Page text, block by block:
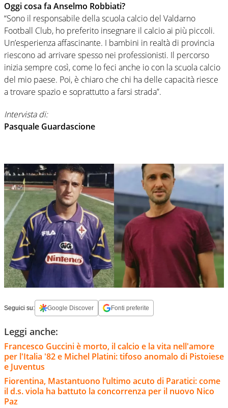
Oggi cosa fa Anselmo Robbiati?
“Sono il responsabile della scuola calcio del Valdarno
Football Club, ho preferito insegnare il calcio ai più piccoli.
Un’esperienza affascinante. I bambini in realtà di provincia
riescono ad arrivare spesso nei professionisti. Il percorso
inizia sempre così, come lo feci anche io con la scuola calcio
del mio paese. Poi, è chiaro che chi ha delle capacità riesce
a trovare spazio e soprattutto a farsi strada”.
Intervista di:
Pasquale Guardascione
Seguici su: Google Discover Fonti preferite
Leggi anche:
Francesco Guccini è morto, il calcio e la vita nell'amore
per l'Italia '82 e Michel Platini: tifoso anomalo di Pistoiese
e Juventus
Fiorentina, Mastantuono l’ultimo acuto di Paratici: come
il d.s. viola ha battuto la concorrenza per il nuovo Nico
Paz